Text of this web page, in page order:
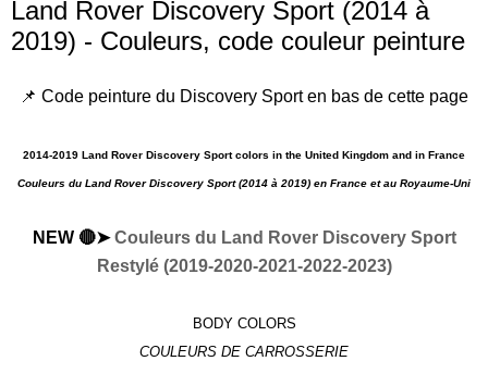
Land Rover Discovery Sport (2014 à
2019) - Couleurs, code couleur peinture
📌 Code peinture du Discovery Sport en bas de cette page
2014-2019 Land Rover Discovery Sport colors in the United Kingdom and in France
Couleurs du Land Rover Discovery Sport (2014 à 2019) en France et au Royaume-Uni
NEW 🔴➤Couleurs du Land Rover Discovery Sport
Restylé (2019-2020-2021-2022-2023)
BODY COLORS
COULEURS DE CARROSSERIE